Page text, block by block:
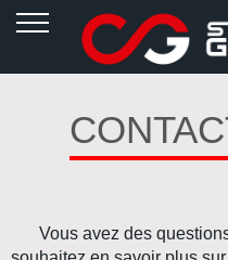
Vous avez des